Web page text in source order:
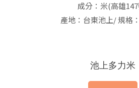
成分：米(高雄
產地：台東池上/ 規格
池上多力米